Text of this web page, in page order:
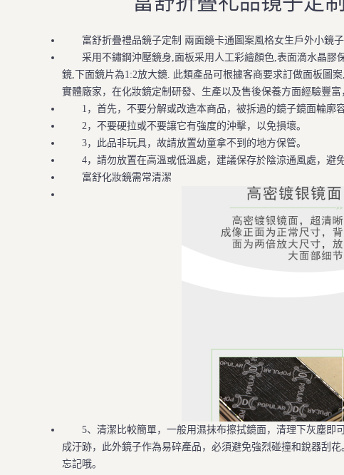
富舒折疊禮品鏡子定制 兩面鏡卡通圖案風格女生戶外小鏡子
采用不鏽鋼沖壓鏡身,面板采用人工彩繪顏色,表面滴水晶膠
鏡,下面鏡片為1:2放大鏡. 此類產品可根據客商要求訂做面板圖
實體廠家，在化妝鏡定制研發、生產以及售後保養方面經驗豐
1，首先，不要分解或改造本商品，被拆過的鏡子鏡面輪廓容
2，不要硬拉或不要讓它有強度的沖擊，以免損壞。
3，此品非玩具，故請放置幼童拿不到的地方保管。
4，請勿放置在高溫或低溫處，建議保存於陰涼通風處，避免
富舒化妝鏡需常清潔
5、清潔比較簡單，一般用濕抹布擦拭鏡面，清理下灰塵即
成汙跡，此外鏡子作為易碎產品，必須避免強烈碰撞和銳器刮
忘記哦。